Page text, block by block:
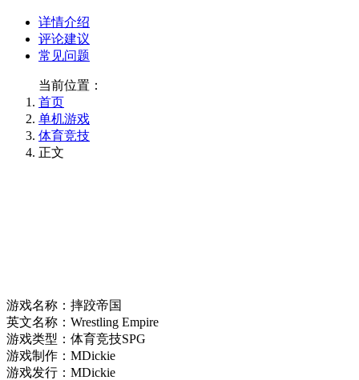
详情介绍
评论建议
常见问题
当前位置：
首页
单机游戏
体育竞技
正文
游戏名称：摔跤帝国
英文名称：Wrestling Empire
游戏类型：体育竞技SPG
游戏制作：MDickie
游戏发行：MDickie